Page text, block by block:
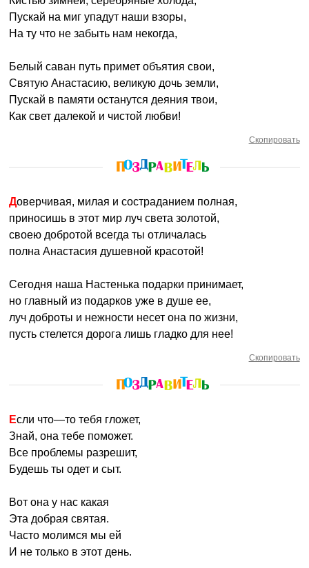
Пускай на миг упадут наши взоры,
На ту что не забыть нам некогда,
Белый саван путь примет объятия свои,
Святую Анастасию, великую дочь земли,
Пускай в памяти останутся деяния твои,
Как свет далекой и чистой любви!
Скопировать
Доверчивая, милая и состраданием полная,
приносишь в этот мир луч света золотой,
своею добротой всегда ты отличалась
полна Анастасия душевной красотой!
Сегодня наша Настенька подарки принимает,
но главный из подарков уже в душе ее,
луч доброты и нежности несет она по жизни,
пусть стелется дорога лишь гладко для нее!
Скопировать
Если что—то тебя гложет,
Знай, она тебе поможет.
Все проблемы разрешит,
Будешь ты одет и сыт.
Вот она у нас какая
Эта добрая святая.
Часто молимся мы ей
И не только в этот день.